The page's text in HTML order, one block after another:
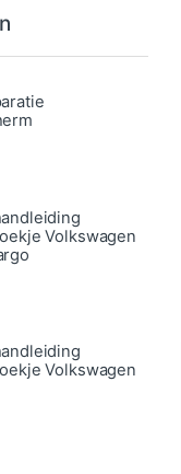
Volkswagen
Volkswagen